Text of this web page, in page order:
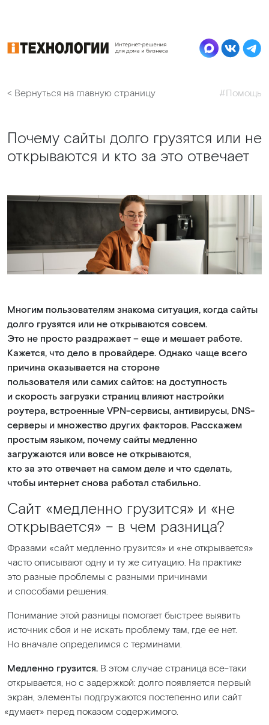
< Вернуться на главную страницу #Помощь
Почему сайты долго грузятся или не
открываются и кто за это отвечает
Многим пользователям знакома ситуация, когда сайты
долго грузятся или не открываются совсем.
Это не просто раздражает – еще и мешает работе.
Кажется, что дело в провайдере. Однако чаще всего
причина оказывается на стороне
пользователя или самих сайтов: на доступность
и скорость загрузки страниц влияют настройки
роутера, встроенные VPN-сервисы, антивирусы, DNS-
серверы и множество других факторов. Расскажем
простым языком, почему сайты медленно
загружаются или вовсе не открываются,
кто за это отвечает на самом деле и что сделать,
чтобы интернет снова работал стабильно.
Сайт «медленно грузится» и «не
открывается» – в чем разница?
Фразами «сайт медленно грузится» и «неоткрывается»
часто описывают одну и ту же ситуацию. На практике
это разные проблемы с разными причинами
и способами решения.
Понимание этой разницы помогает быстрее выявить
источник сбоя и не искать проблему там, где ее нет.
Но вначале определимся с терминами.
Медленно грузится. В этом случае страница все-таки
открывается, но с задержкой: долго появляется первый
экран, элементы подгружаются постепенно или сайт
«думает» перед показом содержимого.